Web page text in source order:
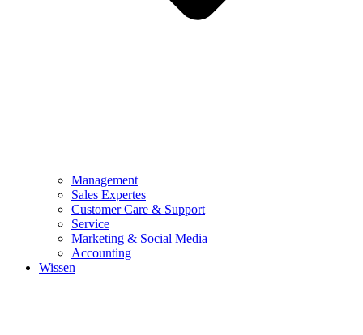
Management
Sales Expertes
Customer Care & Support
Service
Marketing & Social Media
Accounting
Wissen